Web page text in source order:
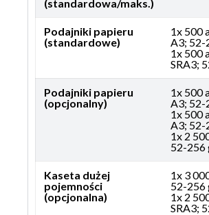
(standardowa/maks.)
Podajniki papieru
(standardowe)
1x 500
A3; 52-
1x 500
SRA3;
Podajniki papieru
(opcjonalny)
1x 500
A3; 52-
1x 500
A3; 52-
1x 2
52-256
Kaseta dużej
pojemności
(opcjonalna)
1x 3
52-256
1x 2
SRA3;